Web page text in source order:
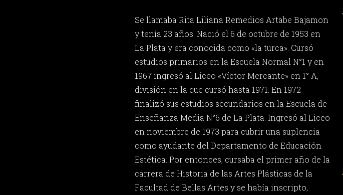
Se llamaba Rita Liliana Remedios Artabe Bajamon
y tenía 23 años. Nació el 6 de octubre de 1953 en
La Plata y era conocida como «la turca». Cursó
estudios primarios en la Escuela Normal N°1 y en
1967 ingresó al Liceo «Víctor Mercante» en 1° A,
división en la que cursó hasta 1971. En 1972
finalizó sus estudios secundarios en la Escuela de
Enseñanza Media N°6 de La Plata. Ingresó al Liceo
en noviembre de 1973 para cubrir una suplencia
como ayudante del Departamento de Educación
Estética. Por entonces, cursaba el primer año de la
carrera de Historia de las Artes Plásticas de la
Facultad de Bellas Artes y se había inscripto,